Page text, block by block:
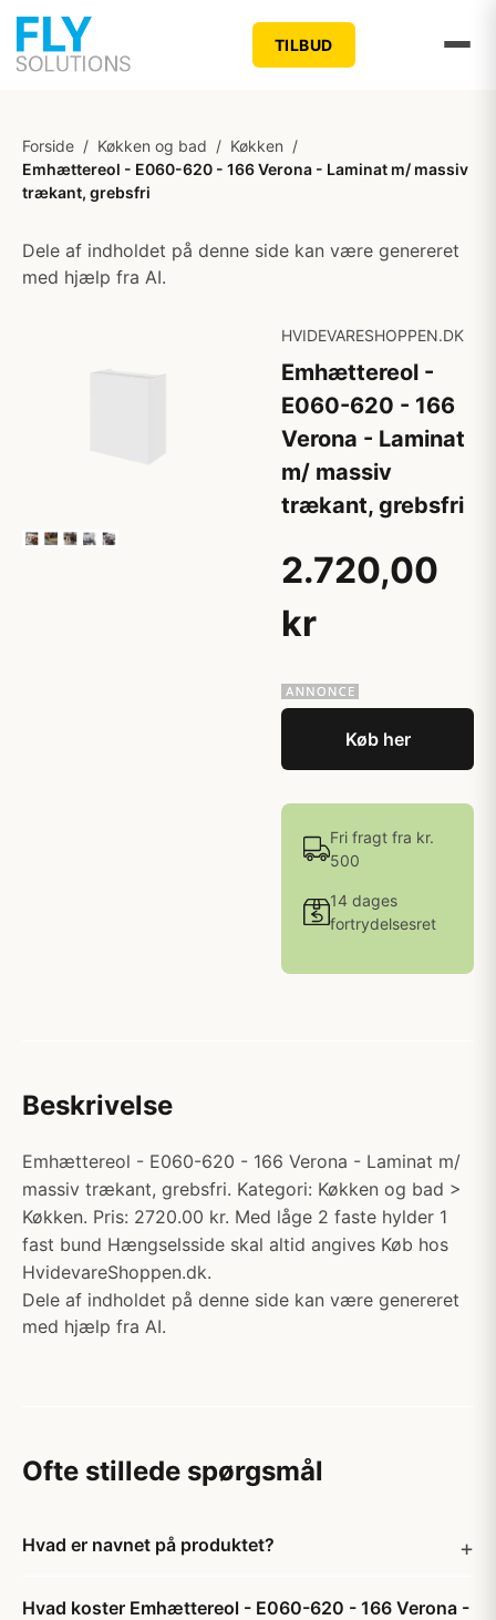
TILBUD
Forside / Køkken og bad / Køkken /
Emhættereol - E060-620 - 166 Verona - Laminat m/ massiv
trækant, grebsfri
Dele af indholdet på denne side kan være genereret
med hjælp fra AI.
HVIDEVARESHOPPEN.DK
Emhættereol -
E060-620 - 166
Verona - Laminat
m/ massiv
trækant, grebsfri
2.720,00
kr
Køb her
Fri fragt fra kr.
500
14 dages
fortrydelsesret
Beskrivelse
Emhættereol - E060-620 - 166 Verona - Laminat m/
massiv trækant, grebsfri. Kategori: Køkken og bad >
Køkken. Pris: 2720.00 kr. Med låge 2 faste hylder 1
fast bund Hængselsside skal altid angives Køb hos
HvidevareShoppen.dk.
Dele af indholdet på denne side kan være genereret
med hjælp fra AI.
Ofte stillede spørgsmål
Hvad er navnet på produktet?
Hvad koster Emhættereol - E060-620 - 166 Verona -